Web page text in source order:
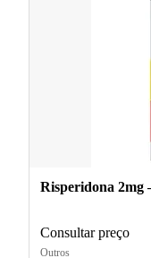
Risperidona 2mg
Consultar preço
Outros